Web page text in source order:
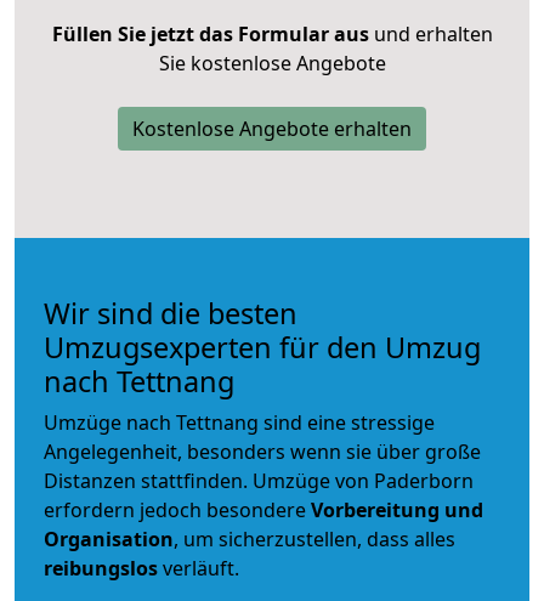
Füllen Sie jetzt das Formular ausund erhalten
Sie kostenlose Angebote
Kostenlose Angebote erhalten
Wir sind die besten
Umzugsexperten für den Umzug
nach Tettnang
Umzüge nach Tettnang sind eine stressige
Angelegenheit, besonders wenn sie über große
Distanzen stattfinden. Umzüge von Paderborn
erfordern jedoch besondereVorbereitung und
Organisation, um sicherzustellen, dass alles
reibungslosverläuft.